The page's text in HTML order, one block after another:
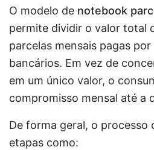
O modelo de notebook
permite dividir o valor total
parcelas mensais pagas
bancários. Em vez de
em um único valor, o
compromisso mensal até a
De forma geral, o processo
etapas como: